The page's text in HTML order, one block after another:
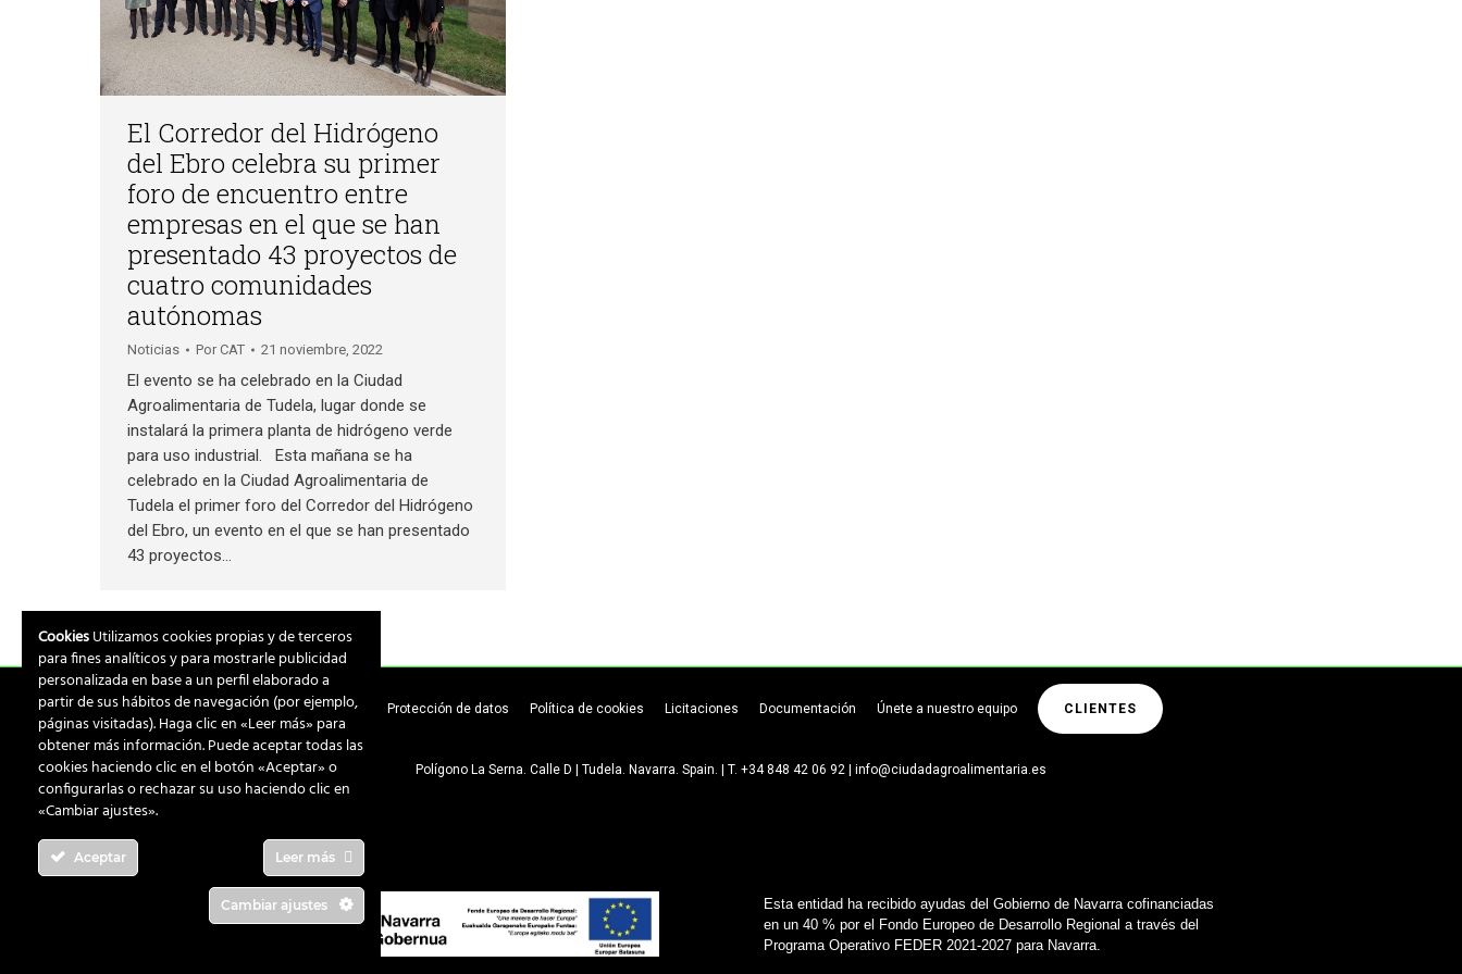
El Corredor del Hidrógeno
del Ebro celebra su primer
foro de encuentro entre
empresas en el que se han
presentado 43 proyectos de
cuatro comunidades
autónomas
Noticias Por CAT 21 noviembre, 2022
El evento se ha celebrado en la Ciudad
Agroalimentaria de Tudela, lugar donde se
instalará la primera planta de hidrógeno verde
para uso industrial. Esta mañana se ha
celebrado en la Ciudad Agroalimentaria de
Tudela el primer foro del Corredor del Hidrógeno
del Ebro, un evento en el que se han presentado
43 proyectos…
Aviso legal Protección de datos Política de cookies Licitaciones Documentación Únete a nuestro equipo CLIENTES
Polígono La Serna. Calle D | Tudela. Navarra. Spain. | T. +34 848 42 06 92 | info@ciudadagroalimentaria.es
CookiesUtilizamos cookies propias y de terceros
para fines analíticos y para mostrarle publicidad
personalizada en base a un perfil elaborado a
partir de sus hábitos de navegación (por ejemplo,
páginas visitadas). Haga clic en «Leer más» para
obtener más información. Puede aceptar todas las
cookies haciendo clic en el botón «Aceptar» o
configurarlas o rechazar su uso haciendo clic en
«Cambiar ajustes».
Aceptar Leer más
Cambiar ajustes
Esta entidad ha recibido ayudas del Gobierno de Navarra cofinanciadas
en un 40 % por el Fondo Europeo de Desarrollo Regional a través del
Programa Operativo FEDER 2021-2027 para Navarra.